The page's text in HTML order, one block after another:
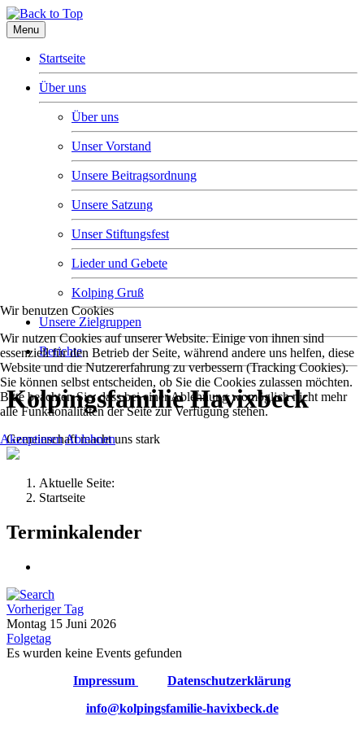
Menu
Startseite
Über uns
Über uns
Unser Vorstand
Unsere Beitragsordnung
Unsere Satzung
Unser Stiftungsfest
Lieder und Gebete
Kolping Gruß
Unsere Zielgruppen
Berichte
Kolpingsfamilie Havixbeck
Gemeinschaft macht uns stark
Aktuelle Seite:
Startseite
Terminkalender
Vorheriger Tag
Montag 15 Juni 2026
Folgetag
Es wurden keine Events gefunden
Impressum
Datenschutzerklärung
info@kolpingsfamilie-havixbeck.de
Wir benutzen Cookies
Wir nutzen Cookies auf unserer Website. Einige von ihnen sind
essenziell für den Betrieb der Seite, während andere uns helfen, diese
Website und die Nutzererfahrung zu verbessern (Tracking Cookies).
Sie können selbst entscheiden, ob Sie die Cookies zulassen möchten.
Bitte beachten Sie, dass bei einer Ablehnung womöglich nicht mehr
alle Funktionalitäten der Seite zur Verfügung stehen.
AkzeptierenAblehnen